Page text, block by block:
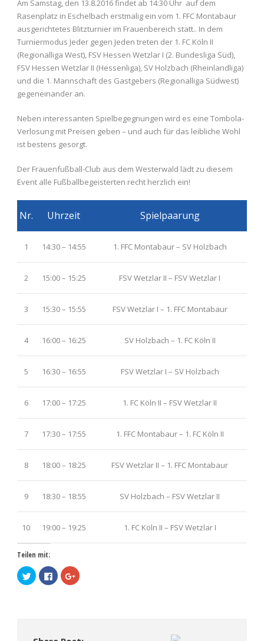
Am Samstag, den 13.8.2016 findet ab 14:30 Uhr auf dem
Rasenplatz in Eschelbach erstmalig ein vom 1. FFC Montabaur
ausgerichtetes Blitzturnier im Frauenbereich statt.. In dem
Turniermodus Jeder gegen Jeden treten der 1. FC Köln II
(Regionalliga West), FSV Hessen Wetzlar I (2. Bundesliga Süd),
FSV Hessen Wetzlar II (Hessenliga), SV Holzbach (Rheinlandliga)
und die 1. Mannschaft des Gastgebers (Regionalliga Südwest)
gegeneinander an.
Neben interessanten Spielbegegnungen wird es eine Tombola-
Verlosung mit Preisen geben – und auch für das leibliche Wohl
ist bestens gesorgt.
Der Frauenfußball-Club aus dem Westerwald lädt zu diesem
Event alle Fußballbegeisterten recht herzlich ein!
Nr. Uhrzeit Spielpaarung
1 14:30 – 14:55 1. FFC Montabaur – SV Holzbach
2 15:00 – 15:25 FSV Wetzlar II – FSV Wetzlar I
3 15:30 – 15:55 FSV Wetzlar I – 1. FFC Montabaur
4 16:00 – 16:25 SV Holzbach – 1. FC Köln II
5 16:30 – 16:55 FSV Wetzlar I – SV Holzbach
6 17:00 – 17:25 1. FC Köln II – FSV Wetzlar II
7 17:30 – 17:55 1. FFC Montabaur – 1. FC Köln II
8 18:00 – 18:25 FSV Wetzlar II – 1. FFC Montabaur
9 18:30 – 18:55 SV Holzbach – FSV Wetzlar II
10 19:00 – 19:25 1. FC Köln II – FSV Wetzlar I
Teilen mit:
Klick,
um
über
Fenster
Klick,
um
Fenster
Zum
Teilen
geöffnet)